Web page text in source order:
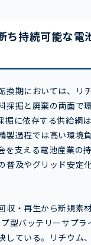
ち持続可能な電
換期においては、リ
採掘と廃棄の両面で
掘に依存する供給網
製過程では高い環境
を支える電池産業の
普及やグリッド安定
収・再生から新規素
型バッテリーサプラ
している。リチウム